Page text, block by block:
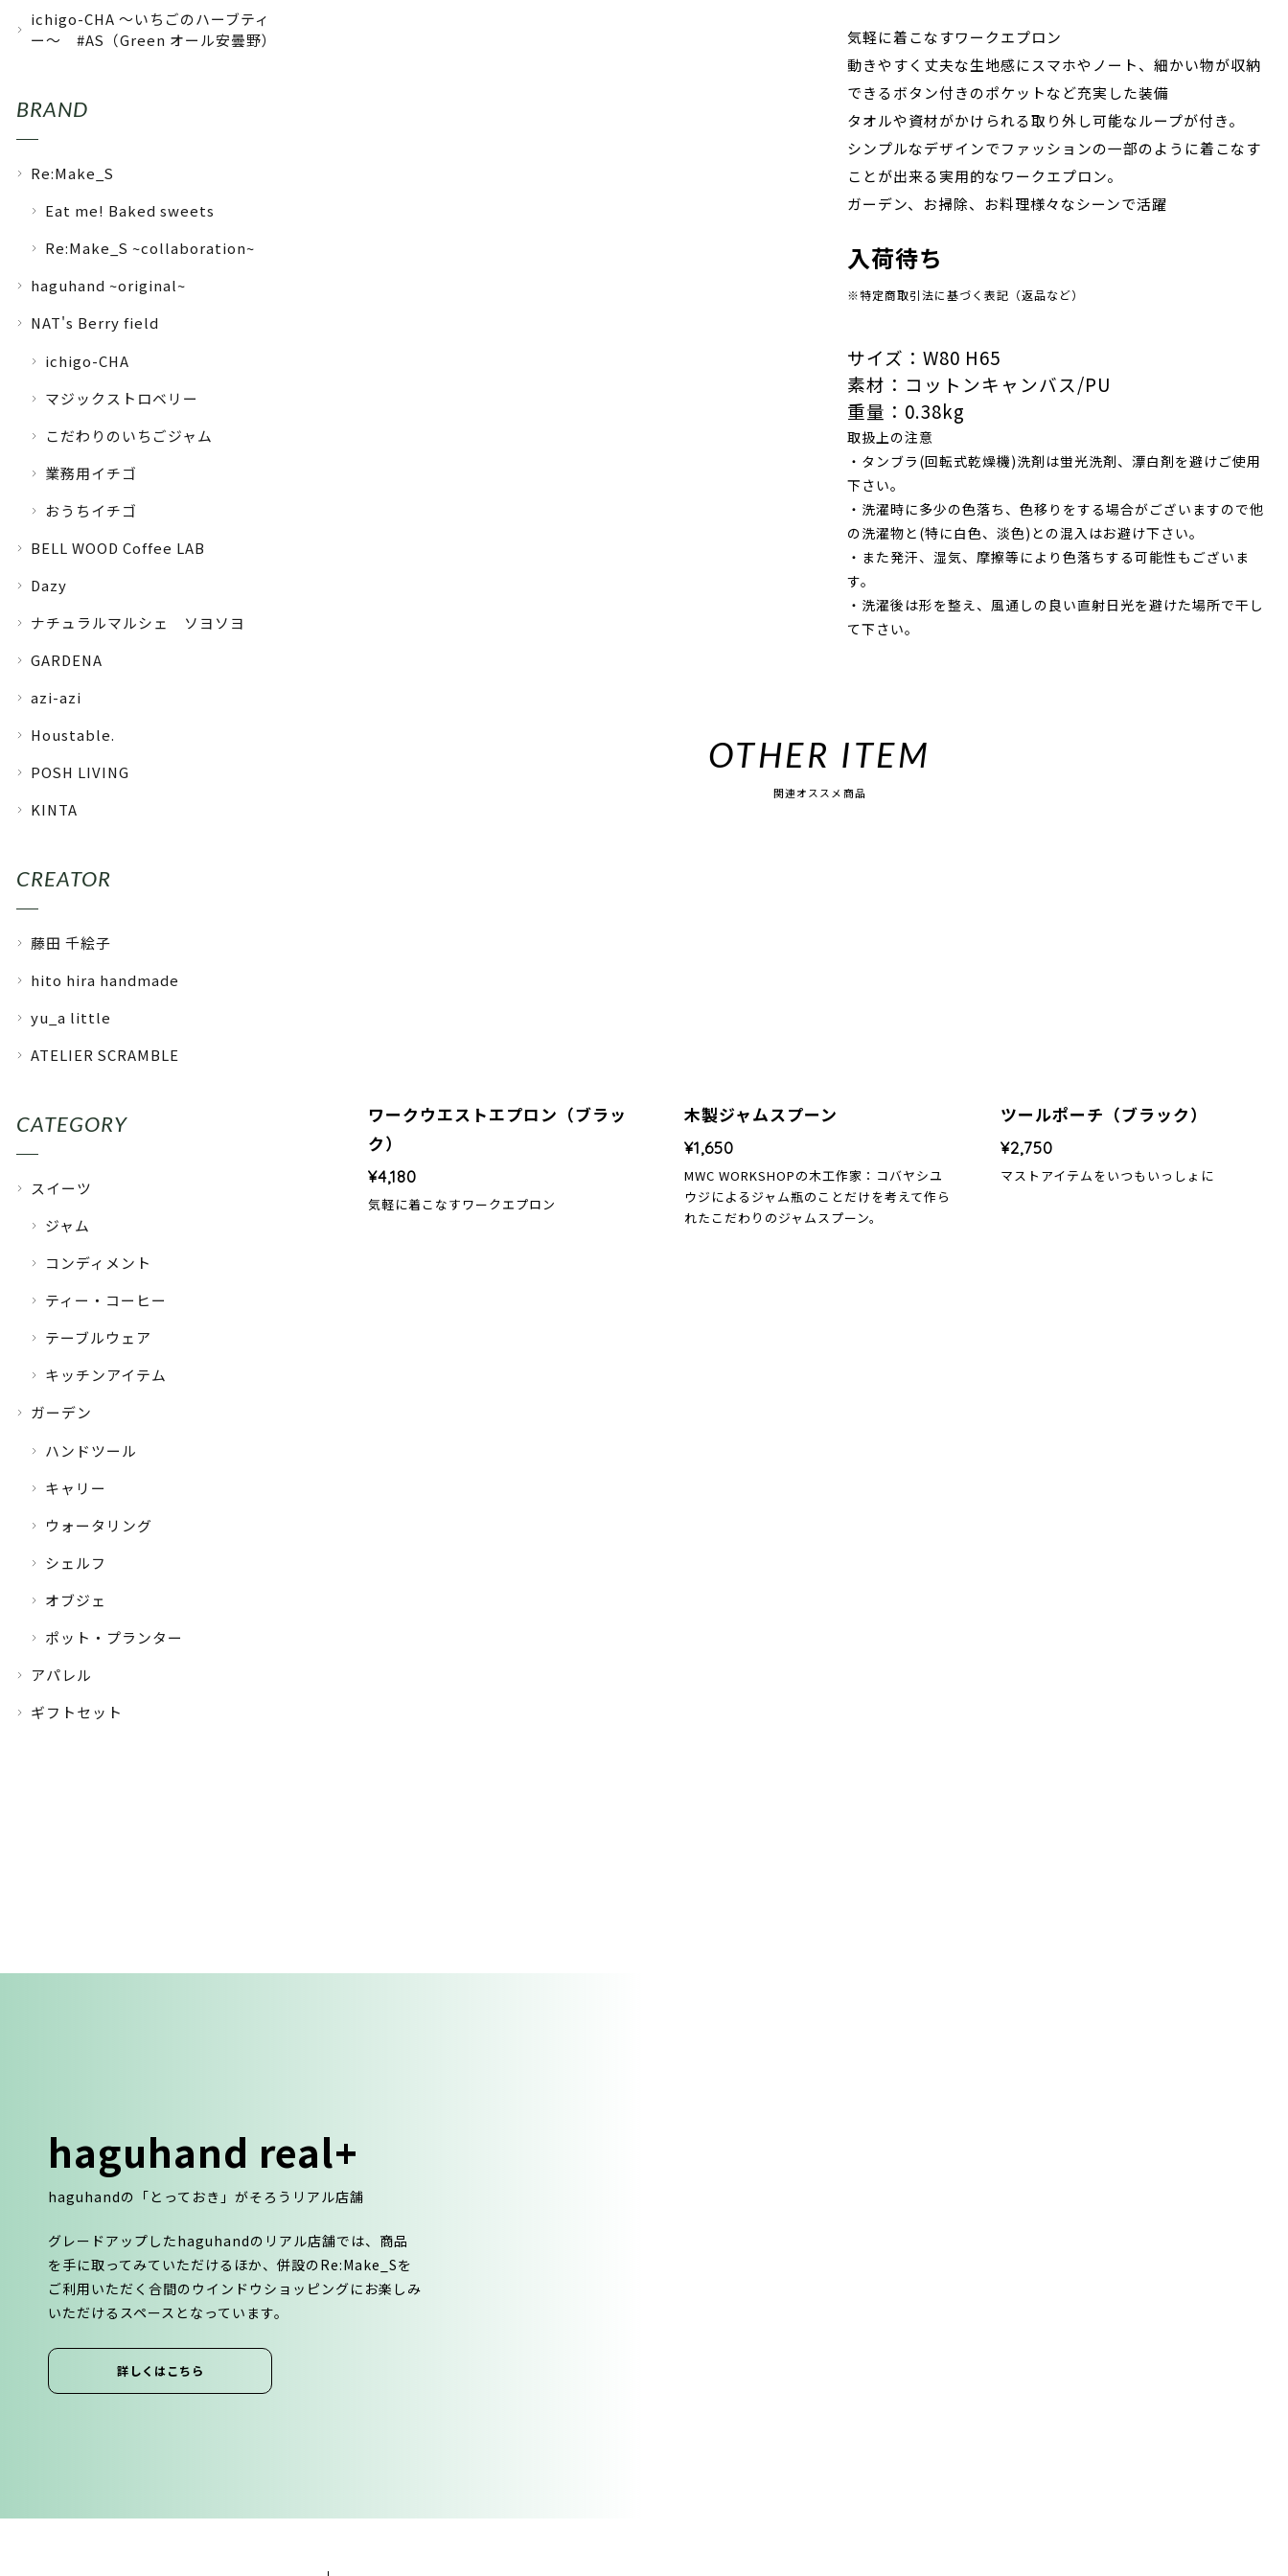
気軽に着こなすワークエプロン
動きやすく丈夫な生地感にスマホやノート、細かい物が収納
できるボタン付きのポケットなど充実した装備
タオルや資材がかけられる取り外し可能なループが付き。
シンプルなデザインでファッションの一部のように着こなす
ことが出来る実用的なワークエプロン。
ガーデン、お掃除、お料理様々なシーンで活躍
入荷待ち
※特定商取引法に基づく表記（返品など）
サイズ：W80 H65
素材：コットンキャンバス/PU
重量：0.38kg
取扱上の注意
・タンブラ(回転式乾燥機)洗剤は蛍光洗剤、漂白剤を避けご使用
下さい。
・洗濯時に多少の色落ち、色移りをする場合がございますので他
の洗濯物と(特に白色、淡色)との混入はお避け下さい。
・また発汗、湿気、摩擦等により色落ちする可能性もございま
す。
・洗濯後は形を整え、風通しの良い直射日光を避けた場所で干し
て下さい。
OTHER ITEM
関連オススメ商品
ワークウエストエプロン（ブラッ
ク）
¥4,180
気軽に着こなすワークエプロン
木製ジャムスプーン
¥1,650
MWC WORKSHOPの木工作家：コバヤシユ
ウジによるジャム瓶のことだけを考えて作ら
れたこだわりのジャムスプーン。
ツールポーチ（ブラック）
¥2,750
マストアイテムをいつもいっしょに
ichigo-CHA 〜いちごのハーブティ
ー〜 #AS（Green オール安曇野）
BRAND
Re:Make_S
Eat me! Baked sweets
Re:Make_S ~collaboration~
haguhand ~original~
NAT's Berry field
ichigo-CHA
マジックストロベリー
こだわりのいちごジャム
業務用イチゴ
おうちイチゴ
BELL WOOD Coffee LAB
Dazy
ナチュラルマルシェ ソヨソヨ
GARDENA
azi-azi
Houstable.
POSH LIVING
KINTA
CREATOR
藤田 千絵子
hito hira handmade
yu_a little
ATELIER SCRAMBLE
CATEGORY
スイーツ
ジャム
コンディメント
ティー・コーヒー
テーブルウェア
キッチンアイテム
ガーデン
ハンドツール
キャリー
ウォータリング
シェルフ
オブジェ
ポット・プランター
アパレル
ギフトセット
haguhand real+
haguhandの「とっておき」がそろうリアル店舗
グレードアップしたhaguhandのリアル店舗では、商品
を⼿に取ってみていただけるほか、併設のRe:Make_Sを
ご利⽤いただく合間のウインドウショッピングにお楽しみ
いただけるスペースとなっています。
詳しくはこちら